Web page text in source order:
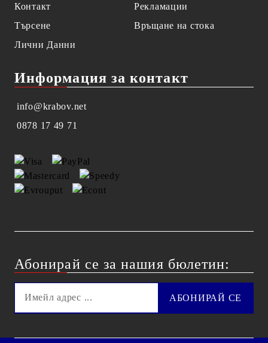
Контакт
Търсене
Лични Данни
Рекламации
Връщане на стока
Информация за контакт
info@krabov.net
0878 17 49 71
Абонирай се за нашия бюлетин: